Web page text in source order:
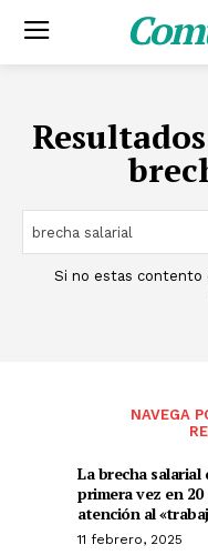
Si no estas contento
NAVEGA
La brecha
primera vez en
atención al
11 febrero, 2025